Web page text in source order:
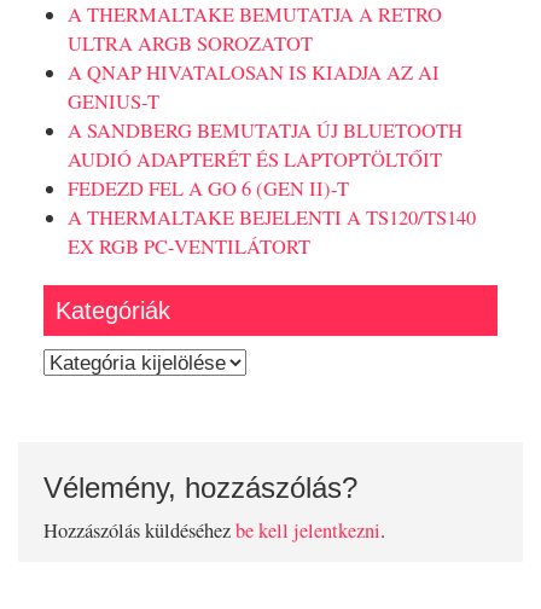
A THERMALTAKE BEMUTATJA A RETRO
ULTRA ARGB SOROZATOT
A QNAP HIVATALOSAN IS KIADJA AZ AI
GENIUS-T
A SANDBERG BEMUTATJA ÚJ BLUETOOTH
AUDIÓ ADAPTERÉT ÉS LAPTOPTÖLTŐIT
FEDEZD FEL A GO 6 (GEN II)-T
A THERMALTAKE BEJELENTI A TS120/TS140
EX RGB PC-VENTILÁTORT
Kategóriák
Kategóriák
Vélemény, hozzászólás?
Hozzászólás küldéséhezbe kell jelentkezni.